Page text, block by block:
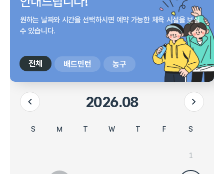
원하는 날짜와 시간을 선택하시면 예약 가능한 체육 시설을보실
수 있습니다.
전체 배드민턴 농구
이전 달 2026.08
다음 달
S M T W수요일 T목요일 F금요일 S
1